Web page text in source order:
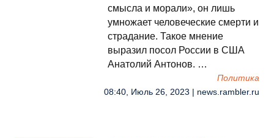
смысла и морали», он лишь
умножает человеческие смерти и
страдание. Такое мнение
выразил посол России в США
Анатолий Антонов. …
Политика
08:40, Июль 26, 2023 | news.rambler.ru